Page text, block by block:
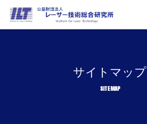
サイトマップ
SITEMAP